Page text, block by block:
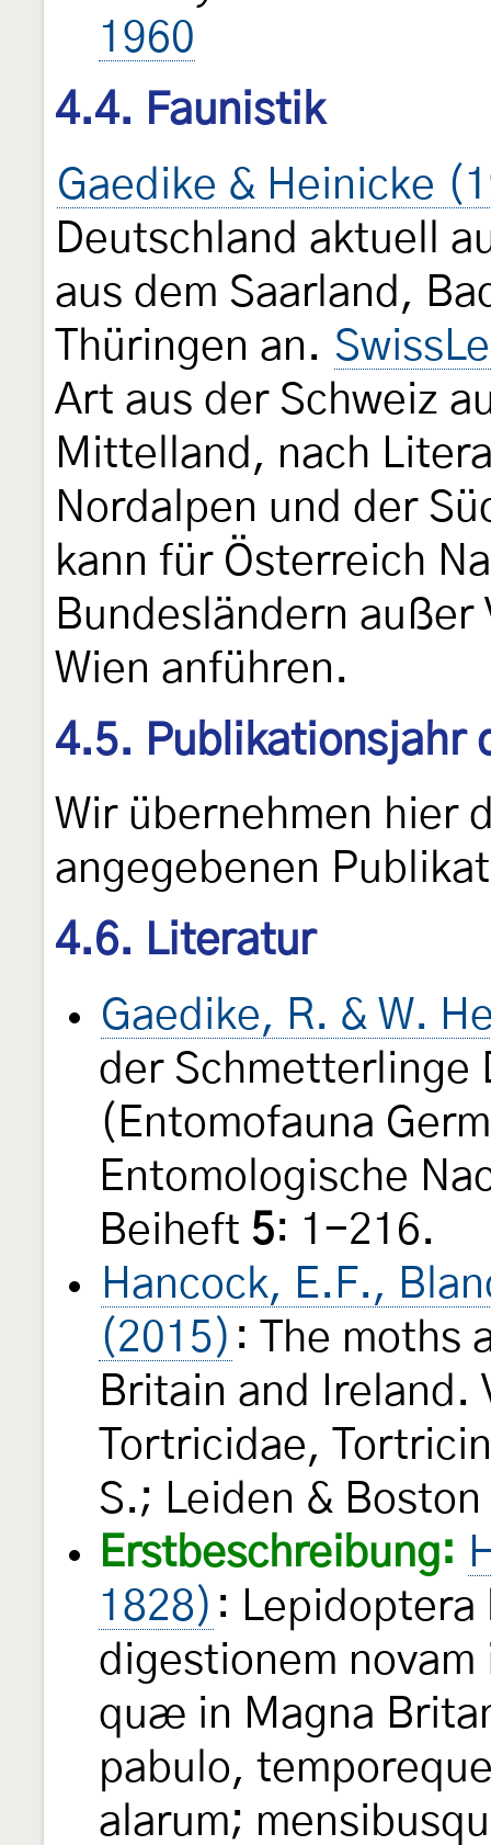
1960
4.4. Faunistik
Gaedike & Heinicke
Deutschland aktuell
aus dem Saarland,
Thüringen an.
Art aus der Schweiz
Mittelland, nach
Nordalpen und der
kann für Österreich
Bundesländern
Wien anführen.
4.5. Publikationsjahr
Wir übernehmen hier
angegebenen
4.6. Literatur
Gaedike, R. & W.
der Schmetterlinge
(Entomofauna
Entomologische
Beiheft 5: 1-216.
Hancock, E.F.,
(2015) : The moths
Britain and Ireland.
Tortricidae,
S.; Leiden &
Erstbeschreibung:
1828) :
digestionem
quæ in Magna
pabulo,
alarum;